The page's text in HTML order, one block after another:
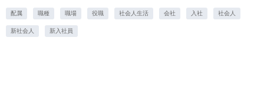
配属 職種 職場 役職 社会人生活 会社 入社 社会人
新社会人 新入社員